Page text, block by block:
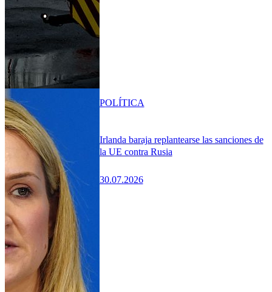
Irlanda baraja replantearse las sanciones de
la UE contra Rusia
30.07.2026
POLÍTICA